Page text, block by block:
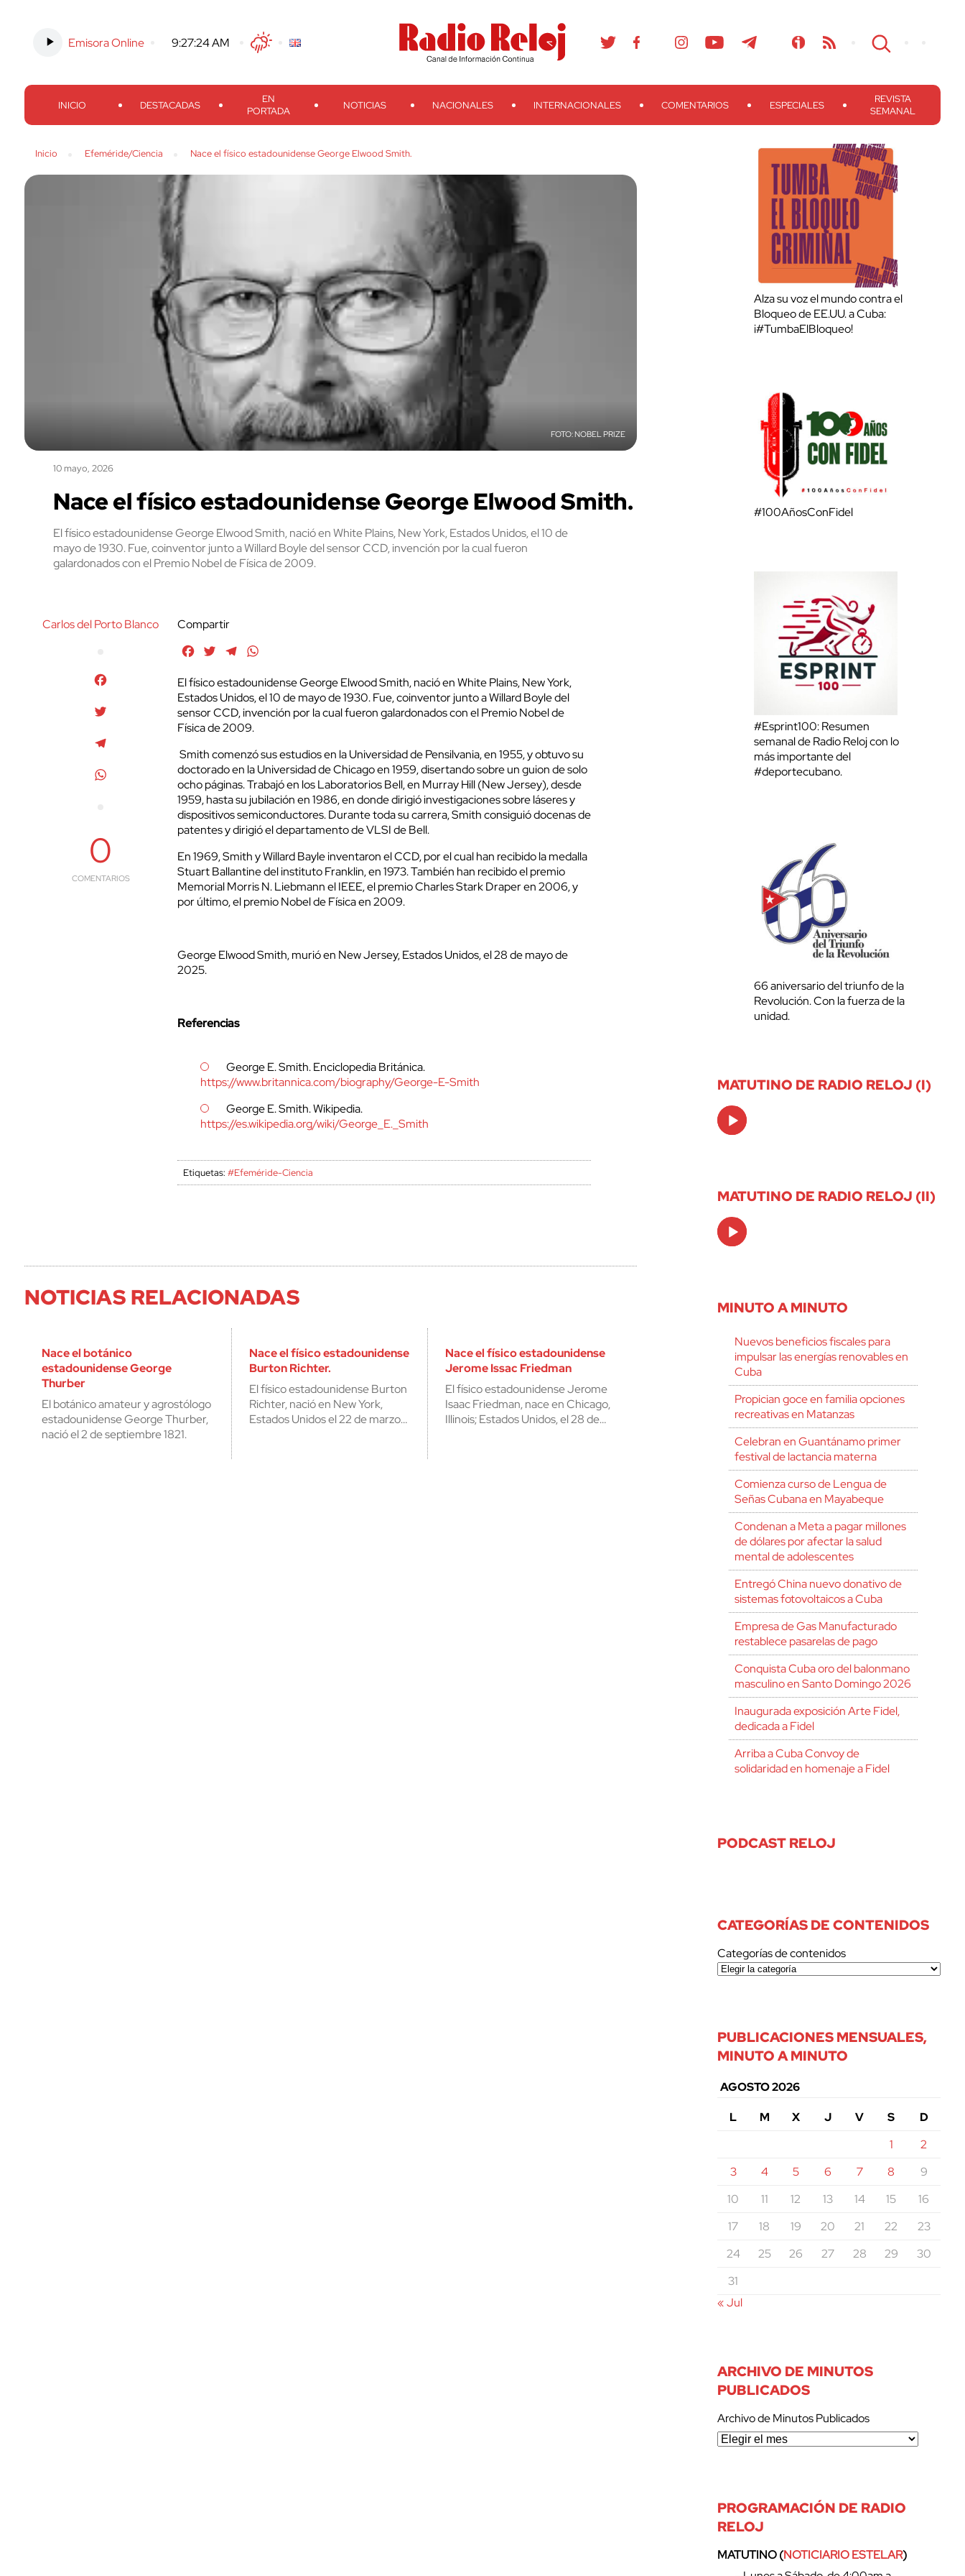
Emisora Online -9:27:25 AM TwitterFacebook
Threads
Instagram TelegramTeveo Ivoox RSS Search
INICIO DESTACADAS
EN
PORTADA
NOTICIAS NACIONALES INTERNACIONALES COMENTARIOS ESPECIALES
REVISTA
SEMANAL
Inicio Efeméride/Ciencia Nace el físico estadounidense George Elwood Smith.
NOBEL PRIZE
10 mayo, 2026
Nace el físico estadounidense George Elwood Smith.
El físico estadounidense George Elwood Smith, nació en White Plains, New York, Estados Unidos, el 10 de
mayo de 1930. Fue, coinventor junto a Willard Boyle del sensor CCD, invención por la cual fueron
galardonados con el Premio Nobel de Física de 2009.
Carlos del Porto Blanco
0
COMENTARIOS
Compartir
FacebookTwitterTelegram
El físico estadounidense George Elwood Smith, nació en White Plains, New York,
Estados Unidos, el 10 de mayo de 1930. Fue, coinventor junto a Willard Boyle del
sensor CCD, invención por la cual fueron galardonados con el Premio Nobel de
Física de 2009.
Smith comenzó sus estudios en la Universidad de Pensilvania, en 1955, y obtuvo su
doctorado en la Universidad de Chicago en 1959, disertando sobre un guion de solo
ocho páginas. Trabajó en los Laboratorios Bell, en Murray Hill (New Jersey), desde
1959, hasta su jubilación en 1986, en donde dirigió investigaciones sobre láseres y
dispositivos semiconductores. Durante toda su carrera, Smith consiguió docenas de
patentes y dirigió el departamento de VLSI de Bell.
En 1969, Smith y Willard Bayle inventaron el CCD, por el cual han recibido la medalla
Stuart Ballantine del instituto Franklin, en 1973. También han recibido el premio
Memorial Morris N. Liebmann el IEEE, el premio Charles Stark Draper en 2006, y
por último, el premio Nobel de Física en 2009.
George Elwood Smith, murió en New Jersey, Estados Unidos, el 28 de mayo de
2025.
Referencias
George E. Smith. Enciclopedia Británica.
https://www.britannica.com/biography/George-E-Smith
George E. Smith. Wikipedia.
https://es.wikipedia.org/wiki/George_E._Smith
Etiquetas:#Efeméride-Ciencia
NOTICIAS RELACIONADAS
Nace el botánico
estadounidense George
Thurber
El botánico amateur y agrostólogo
estadounidense George Thurber,
nació el 2 de septiembre 1821.
Nace el físico estadounidense
Burton Richter.
El físico estadounidense Burton
Richter, nació en New York,
Estados Unidos el 22 de marzo…
Nace el físico estadounidense
Jerome Issac Friedman
El físico estadounidense Jerome
Isaac Friedman, nace en Chicago,
Illinois; Estados Unidos, el 28 de…
Alza su voz el mundo contra el
Bloqueo de EE.UU. a Cuba:
¡#TumbaElBloqueo!
#100AñosConFidel
#Esprint100: Resumen
semanal de Radio Reloj con lo
más importante del
#deportecubano.
66 aniversario del triunfo de la
Revolución. Con la fuerza de la
unidad.
MATUTINO DE RADIO RELOJ (I)
Audio
Player
MATUTINO DE RADIO RELOJ (II)
Audio
Player
MINUTO A MINUTO
Nuevos beneficios fiscales para
impulsar las energías renovables en
Cuba
Propician goce en familia opciones
recreativas en Matanzas
Celebran en Guantánamo primer
festival de lactancia materna
Comienza curso de Lengua de
Señas Cubana en Mayabeque
Condenan a Meta a pagar millones
de dólares por afectar la salud
mental de adolescentes
Entregó China nuevo donativo de
sistemas fotovoltaicos a Cuba
Empresa de Gas Manufacturado
restablece pasarelas de pago
Conquista Cuba oro del balonmano
masculino en Santo Domingo 2026
Inaugurada exposición Arte Fidel,
dedicada a Fidel
Arriba a Cuba Convoy de
solidaridad en homenaje a Fidel
PODCAST RELOJ
CATEGORÍAS DE CONTENIDOS
Categorías de contenidos
PUBLICACIONES MENSUALES,
MINUTO A MINUTO
AGOSTO 2026
L
M X J V S
D
1
2
3
4 5 6 7 8
9
10
11 12 13 14 15
16
17
18 19 20 21 22
23
24
25 26 27 28 29
30
31
« Jul
ARCHIVO DE MINUTOS
PUBLICADOS
Archivo de Minutos Publicados
PROGRAMACIÓN DE RADIO
RELOJ
MATUTINO (NOTICIARIO ESTELAR)